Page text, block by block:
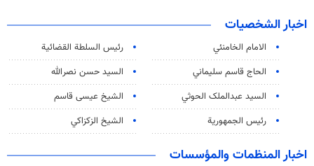
اخبار الشخصيات
الامام الخامنئي
رئیس السلطة القضائیة
الحاج قاسم سليماني
السيد حسن نصرالله
السید عبدالملک الحوثي
الشيخ عيسى قاسم
رئيس الجمهورية
الشيخ الزكزاكي
اخبار المنظمات والمؤسسات